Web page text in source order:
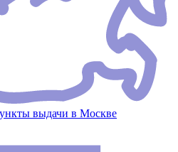
выдачи в Москве